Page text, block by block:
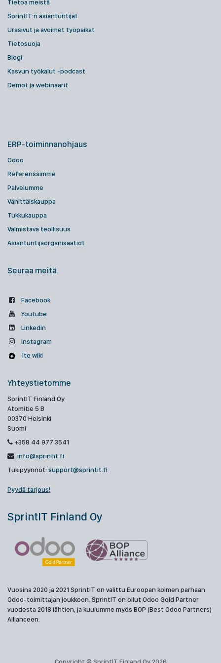
Tietoa meistä
SprintIT:n asiantuntijat
Urasivut ja avoimet työpaikat
Tietosuoja
Blogi
Kasvun työkalut -podcast
Demot ja webinaarit
ERP-toiminnanohjaus
Odoo
Referenssimme
Palvelumme
Vähittäiskauppa
Tukkukauppa
Valmistava teollisuus
Asiantuntijaorganisaatiot
Seuraa meitä
Facebook
Youtube
Linkedin
Instagram
Ite wiki
Yhteystietomme
SprintIT Finland Oy
Atomitie 5 B
00370 Helsinki
Suomi
+358 44 977 3541
info@sprintit.fi
Tukipyynnöt: support@sprintit.fi
Pyydä tarjous!
SprintIT Finland Oy
Vuosina 2020 ja 2021 SprintIT on valittu Euroopan kolmen parhaan
Odoo-toimittajan joukkoon. SprintIT on ollut Odoo Gold Partner
vuodesta 2018 lähtien, ja kuulumme myös BOP (Best Odoo Partners)
Allianceen.
Copyright © SprintIT Finland Oy 2026